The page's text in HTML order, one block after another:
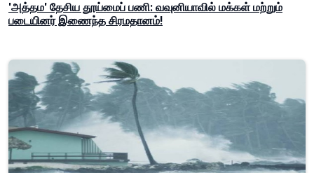
'அத்தம' தேசிய தூய்மைப் பணி: வவுனியாவில் மக்கள் மற்றும்
படையினர் இணைந்த சிரமதானம்!